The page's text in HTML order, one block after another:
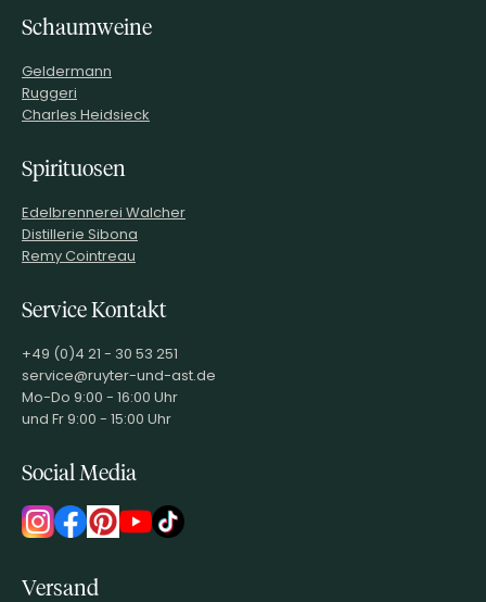
Schaumweine
Geldermann
Ruggeri
Charles Heidsieck
Spirituosen
Edelbrennerei Walcher
Distillerie Sibona
Remy Cointreau
Service Kontakt
+49 (0)4 21 - 30 53 251
service@ruyter-und-ast.de
Mo-Do 9:00 - 16:00 Uhr
und Fr 9:00 - 15:00 Uhr
Social Media
Versand